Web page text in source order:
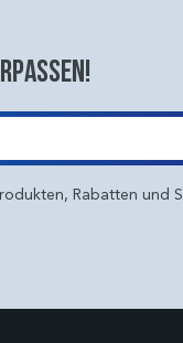
Rabatten und